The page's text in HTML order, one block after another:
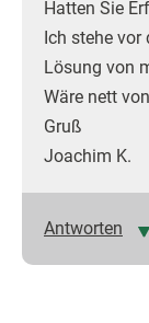
Hatten Sie
Ich stehe
Lösung von
Wäre nett
Gruß
Joachim K.
Antworten